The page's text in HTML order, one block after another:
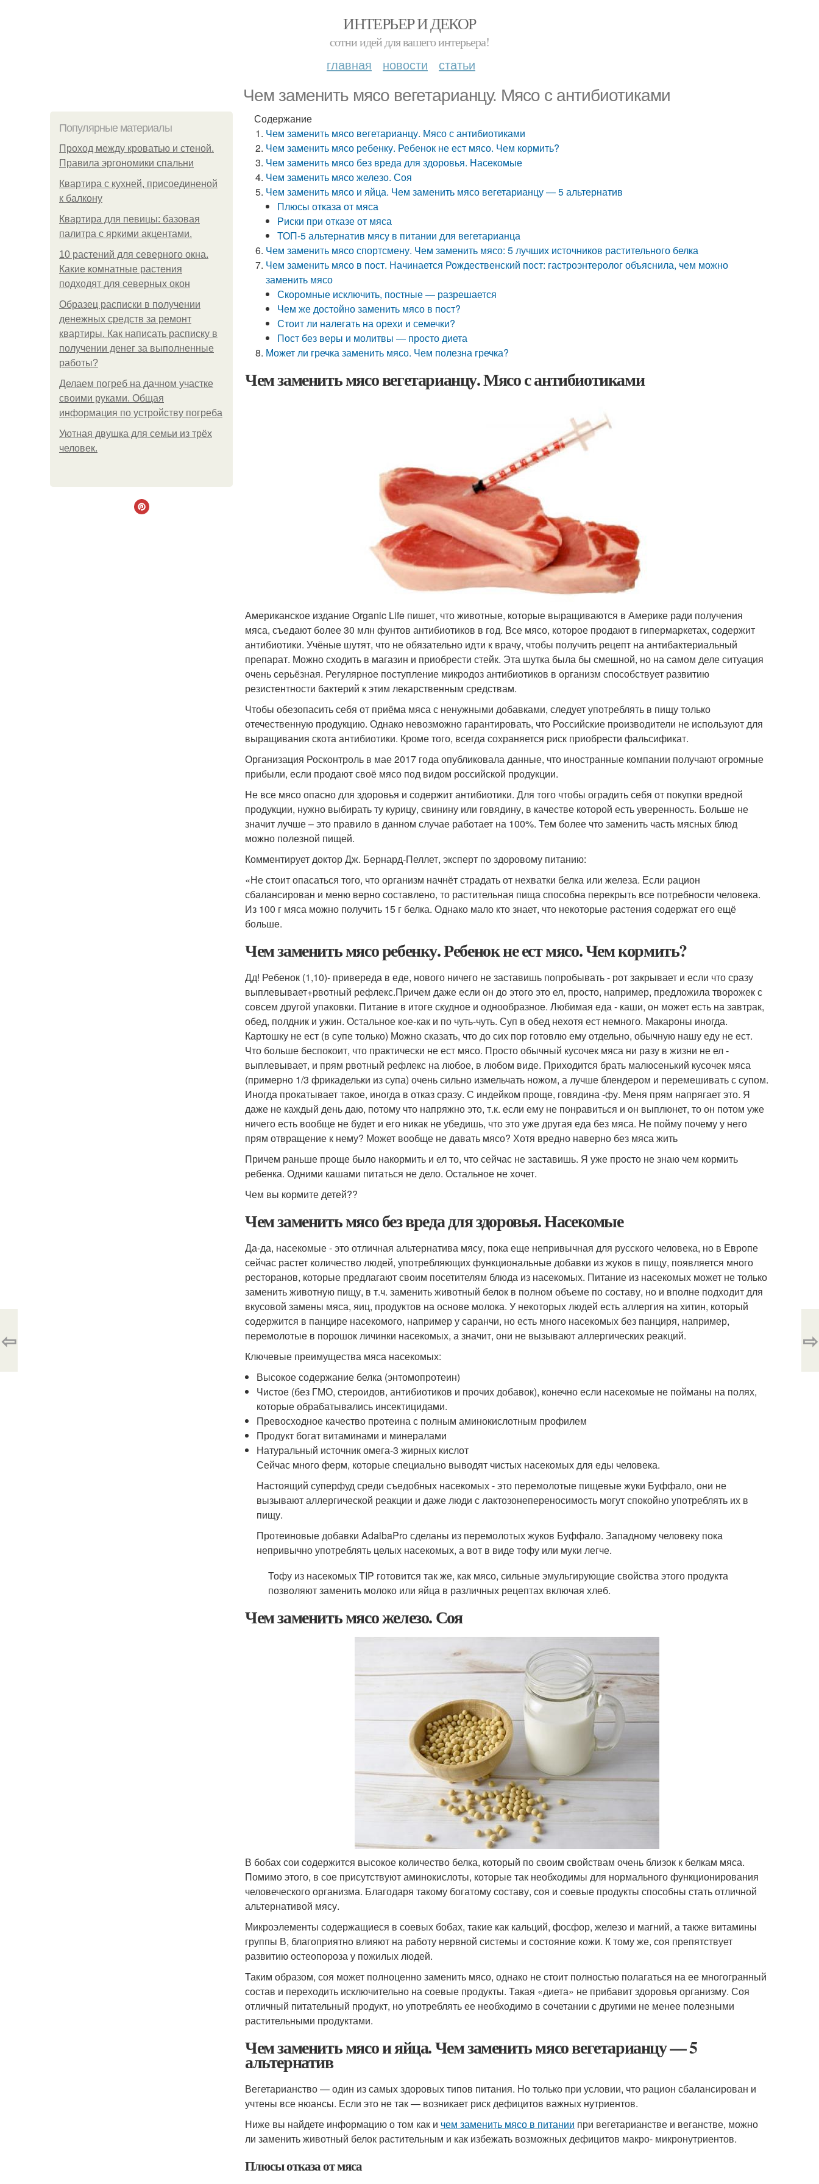
ИНТЕРЬЕР И ДЕКОР
сотни идей для вашего интерьера!
главная новости статьи
Чем заменить мясо вегетарианцу. Мясо с антибиотиками
Популярные материалы
Проход между кроватью и стеной.
Правила эргономики спальни
Квартира с кухней, присоединеной
к балкону
Квартира для певицы: базовая
палитра с яркими акцентами.
10 растений для северного окна.
Какие комнатные растения
подходят для северных окон
Образец расписки в получении
денежных средств за ремонт
квартиры. Как написать расписку в
получении денег за выполненные
работы?
Делаем погреб на дачном участке
своими руками. Общая
информация по устройству погреба
Уютная двушка для семьи из трёх
человек.
Содержание
Чем заменить мясо вегетарианцу. Мясо с антибиотиками
Чем заменить мясо ребенку. Ребенок не ест мясо. Чем кормить?
Чем заменить мясо без вреда для здоровья. Насекомые
Чем заменить мясо железо. Соя
Чем заменить мясо и яйца. Чем заменить мясо вегетарианцу — 5 альтернатив
Плюсы отказа от мяса
Риски при отказе от мяса
ТОП-5 альтернатив мясу в питании для вегетарианца
Чем заменить мясо спортсмену. Чем заменить мясо: 5 лучших источников растительного белка
Чем заменить мясо в пост. Начинается Рождественский пост: гастроэнтеролог объяснила, чем можно
заменить мясо
Скоромные исключить, постные — разрешается
Чем же достойно заменить мясо в пост?
Стоит ли налегать на орехи и семечки?
Пост без веры и молитвы — просто диета
Может ли гречка заменить мясо. Чем полезна гречка?
Чем заменить мясо вегетарианцу. Мясо с антибиотиками
Американское издание Organic Life пишет, что животные, которые выращиваются в Америке ради получения
мяса, съедают более 30 млн фунтов антибиотиков в год. Все мясо, которое продают в гипермаркетах, содержит
антибиотики. Учёные шутят, что не обязательно идти к врачу, чтобы получить рецепт на антибактериальный
препарат. Можно сходить в магазин и приобрести стейк. Эта шутка была бы смешной, но на самом деле ситуация
очень серьёзная. Регулярное поступление микродоз антибиотиков в организм способствует развитию
резистентности бактерий к этим лекарственным средствам.
Чтобы обезопасить себя от приёма мяса с ненужными добавками, следует употреблять в пищу только
отечественную продукцию. Однако невозможно гарантировать, что Российские производители не используют для
выращивания скота антибиотики. Кроме того, всегда сохраняется риск приобрести фальсификат.
Организация Росконтроль в мае 2017 года опубликовала данные, что иностранные компании получают огромные
прибыли, если продают своё мясо под видом российской продукции.
Не все мясо опасно для здоровья и содержит антибиотики. Для того чтобы оградить себя от покупки вредной
продукции, нужно выбирать ту курицу, свинину или говядину, в качестве которой есть уверенность. Больше не
значит лучше – это правило в данном случае работает на 100%. Тем более что заменить часть мясных блюд
можно полезной пищей.
Комментирует доктор Дж. Бернард-Пеллет, эксперт по здоровому питанию:
«Не стоит опасаться того, что организм начнёт страдать от нехватки белка или железа. Если рацион
сбалансирован и меню верно составлено, то растительная пища способна перекрыть все потребности человека.
Из 100 г мяса можно получить 15 г белка. Однако мало кто знает, что некоторые растения содержат его ещё
больше.
Чем заменить мясо ребенку. Ребенок не ест мясо. Чем кормить?
Дд! Ребенок (1,10)- привереда в еде, нового ничего не заставишь попробывать - рот закрывает и если что сразу
выплевывает+рвотный рефлекс.Причем даже если он до этого это ел, просто, например, предложила творожек с
совсем другой упаковки. Питание в итоге скудное и однообразное. Любимая еда - каши, он может есть на завтрак,
обед, полдник и ужин. Остальное кое-как и по чуть-чуть. Суп в обед нехотя ест немного. Макароны иногда.
Картошку не ест (в супе только) Можно сказать, что до сих пор готовлю ему отдельно, обычную нашу еду не ест.
Что больше беспокоит, что практически не ест мясо. Просто обычный кусочек мяса ни разу в жизни не ел -
выплевывает, и прям рвотный рефлекс на любое, в любом виде. Приходится брать малюсенький кусочек мяса
(примерно 1/3 фрикадельки из супа) очень сильно измельчать ножом, а лучше блендером и перемешивать с супом.
Иногда прокатывает такое, иногда в отказ сразу. С индейком проще, говядина -фу. Меня прям напрягает это. Я
даже не каждый день даю, потому что напряжно это, т.к. если ему не понравиться и он выплюнет, то он потом уже
ничего есть вообще не будет и его никак не убедишь, что это уже другая еда без мяса. Не пойму почему у него
прям отвращение к нему? Может вообще не давать мясо? Хотя вредно наверно без мяса жить
Причем раньше проще было накормить и ел то, что сейчас не заставишь. Я уже просто не знаю чем кормить
ребенка. Одними кашами питаться не дело. Остальное не хочет.
Чем вы кормите детей??
Чем заменить мясо без вреда для здоровья. Насекомые
Да-да, насекомые - это отличная альтернатива мясу, пока еще непривычная для русского человека, но в Европе
сейчас растет количество людей, употребляющих функциональные добавки из жуков в пищу, появляется много
ресторанов, которые предлагают своим посетителям блюда из насекомых. Питание из насекомых может не только
заменить животную пищу, в т.ч. заменить животный белок в полном объеме по составу, но и вполне подходит для
вкусовой замены мяса, яиц, продуктов на основе молока. У некоторых людей есть аллергия на хитин, который
содержится в панцире насекомого, например у саранчи, но есть много насекомых без панциря, например,
перемолотые в порошок личинки насекомых, а значит, они не вызывают аллергических реакций.
Ключевые преимущества мяса насекомых:
Высокое содержание белка (энтомопротеин)
Чистое (без ГМО, стероидов, антибиотиков и прочих добавок), конечно если насекомые не пойманы на полях,
которые обрабатывались инсектицидами.
Превосходное качество протеина с полным аминокислотным профилем
Продукт богат витаминами и минералами
Натуральный источник омега-3 жирных кислот
Сейчас много ферм, которые специально выводят чистых насекомых для еды человека.
Настоящий суперфуд среди съедобных насекомых - это перемолотые пищевые жуки Буффало, они не
вызывают аллергической реакции и даже люди с лактозонепереносимость могут спокойно употреблять их в
пищу.
Протеиновые добавки AdalbaPro сделаны из перемолотых жуков Буффало. Западному человеку пока
непривычно употреблять целых насекомых, а вот в виде тофу или муки легче.
Тофу из насекомых TIP готовится так же, как мясо, сильные эмульгирующие свойства этого продукта
позволяют заменить молоко или яйца в различных рецептах включая хлеб.
Чем заменить мясо железо. Соя
В бобах сои содержится высокое количество белка, который по своим свойствам очень близок к белкам мяса.
Помимо этого, в сое присутствуют аминокислоты, которые так необходимы для нормального функционирования
человеческого организма. Благодаря такому богатому составу, соя и соевые продукты способны стать отличной
альтернативой мясу.
Микроэлементы содержащиеся в соевых бобах, такие как кальций, фосфор, железо и магний, а также витамины
группы В, благоприятно влияют на работу нервной системы и состояние кожи. К тому же, соя препятствует
развитию остеопороза у пожилых людей.
Таким образом, соя может полноценно заменить мясо, однако не стоит полностью полагаться на ее многогранный
состав и переходить исключительно на соевые продукты. Такая «диета» не прибавит здоровья организму. Соя
отличный питательный продукт, но употреблять ее необходимо в сочетании с другими не менее полезными
растительными продуктами.
Чем заменить мясо и яйца. Чем заменить мясо вегетарианцу — 5
альтернатив
Вегетарианство — один из самых здоровых типов питания. Но только при условии, что рацион сбалансирован и
учтены все нюансы. Если это не так — возникает риск дефицитов важных нутриентов.
Ниже вы найдете информацию о том как и чем заменить мясо в питании при вегетарианстве и веганстве, можно
ли заменить животный белок растительным и как избежать возможных дефицитов макро- микронутриентов.
Плюсы отказа от мяса
⇦ ⇨